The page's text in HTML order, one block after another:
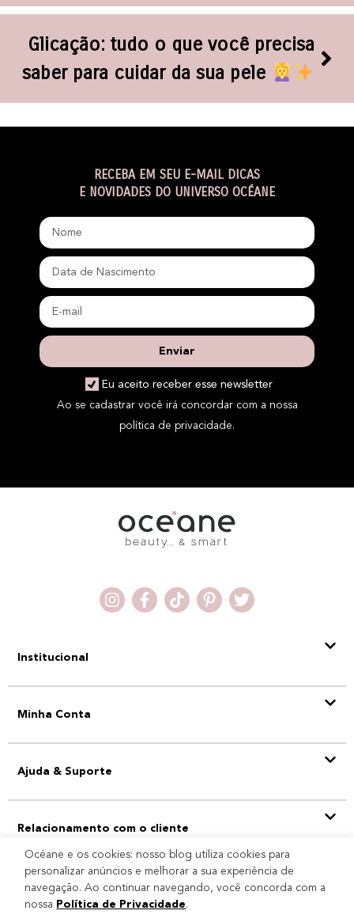
Glicação: tudo o que você precisa
saber para cuidar da sua pele
RECEBA EM SEU E-MAIL DICAS
E NOVIDADES DO UNIVERSO OCÉANE
Eu aceito receber esse newsletter
Enviar
Ao se cadastrar você irá concordar com a nossa
política de privacidade.
Institucional
Minha Conta
Ajuda & Suporte
Relacionamento com o cliente
Selo
Océane e os cookies: nosso blog utiliza cookies para
personalizar anúncios e melhorar a sua experiência de
navegação. Ao continuar navegando, você concorda com a
nossa Política de Privacidade.